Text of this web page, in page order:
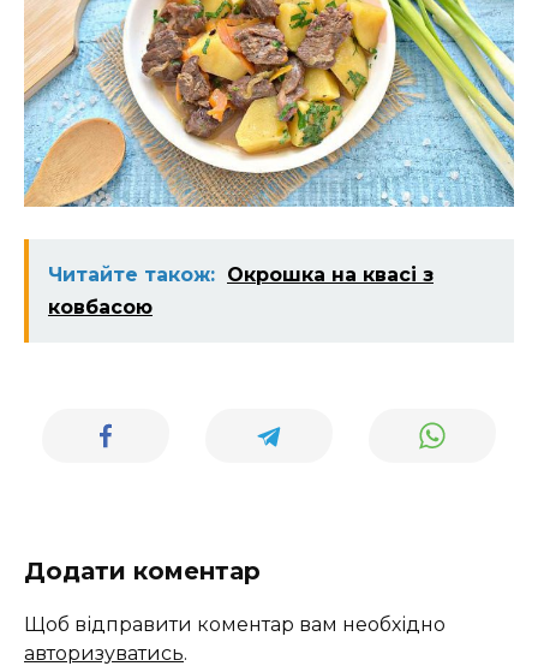
Читайте також: Окрошка на квасі з
ковбасою
Додати коментар
Щоб відправити коментар вам необхідно
авторизуватись.